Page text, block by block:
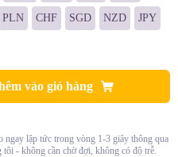
PLN CHF SGD NZD JPY
vào giỏ hàng
ngay lập tức trong vòng 1-3 giây thông qua
tôi - không cần chờ đợi, không có độ trễ.